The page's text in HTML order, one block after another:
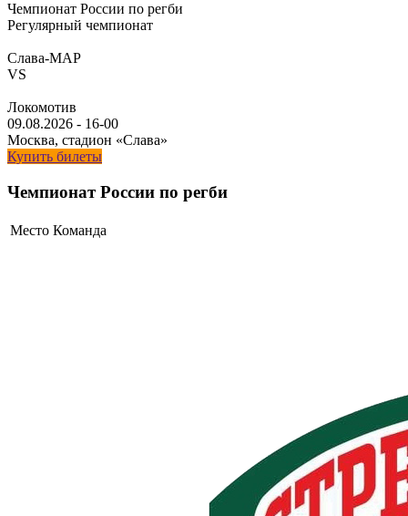
Чемпионат России по регби
Регулярный чемпионат
Слава-МАР
VS
Локомотив
09.08.2026 - 16-00
Москва, стадион «Слава»
Купить билеты
Чемпионат России по регби
Место Команда